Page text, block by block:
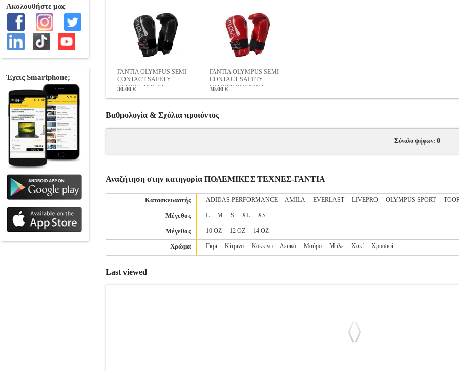
ΓΑΝΤΙΑ OLYMPUS SEMI
CONTACT SAFETY
GLOVES ΜΑΥΡΑ
30.00 €
ΓΑΝΤΙΑ OLYMPUS SEMI
CONTACT SAFETY
GLOVES ΚΟΚΚΙΝΑ
30.00 €
Βαθμολογία & Σχόλια προιόντος
Σύνολο ψήφων: 0
Αναζήτηση στην κατηγορία ΠΟΛΕΜΙΚΕΣ ΤΕΧΝΕΣ-ΓΑΝΤΙΑ
Κατασκευαστής ADIDAS PERFORMANCE AMILA EVERLAST LIVEPRO OLYMPUS SPORT
Μέγεθος L M S XL XS
Μέγεθος 10 OZ 12 OZ 14 OZ
Χρώμα Γκρι Κίτρινο Κόκκινο Λευκό Μαύρο Μπλε Χακί Χρυσαφί
Last viewed